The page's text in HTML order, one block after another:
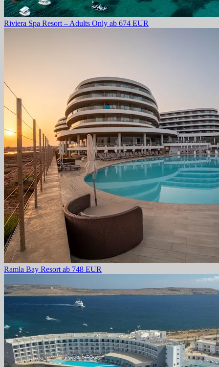
Riviera Spa Resort – Adults Only ab 674 EUR
Ramla Bay Resort ab 748 EUR